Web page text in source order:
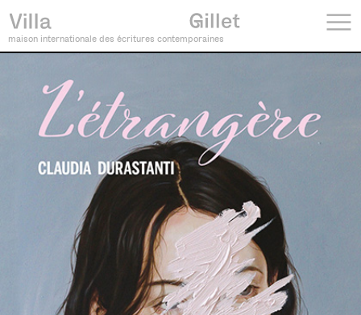
maison internationale des écritures contemporaines